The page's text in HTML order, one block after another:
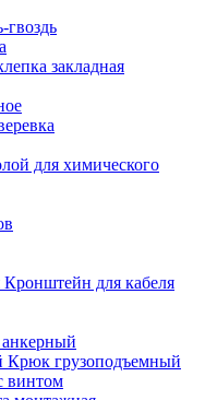
гвоздь
закладная
для химического
Кронштейн для кабеля
Крюк грузоподъемный
винтом